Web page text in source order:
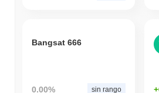
Bangsat 666
0.00% sin rango